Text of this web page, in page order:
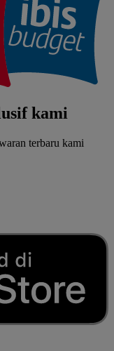
kami
terbaru kami